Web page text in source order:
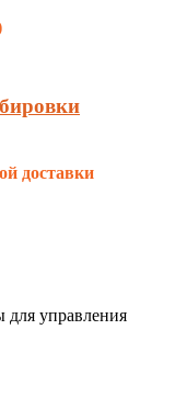
доставки
для управления